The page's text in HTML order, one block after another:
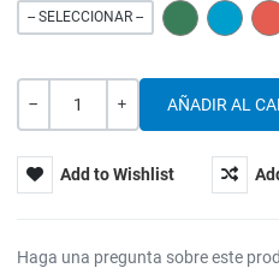
-- SELECCIONAR -- GREEN BLUE
Cantidad
Add to Wishlist
Haga una pregunta sobre este